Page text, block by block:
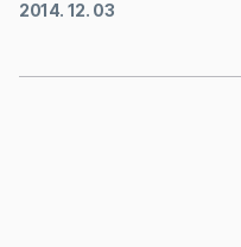
2014. 12. 03